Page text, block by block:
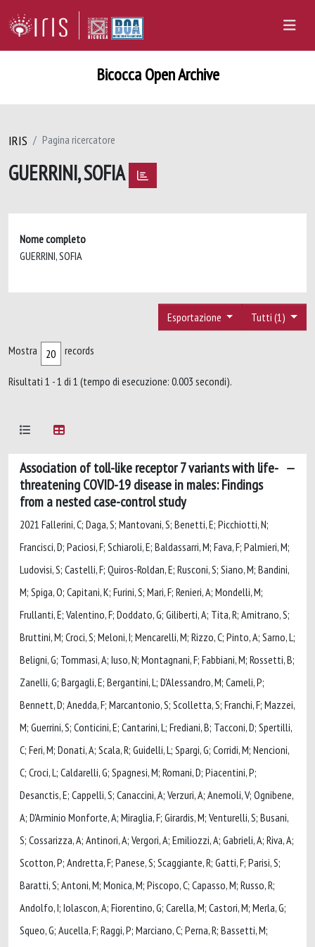
Bicocca Open Archive
IRIS Pagina ricercatore
GUERRINI, SOFIA
Nome completo
GUERRINI, SOFIA
Tutti (1)
Esportazione
Mostra records
Risultati 1 - 1 di 1 (tempo di esecuzione: 0.003 secondi).
Association of toll-like receptor 7 variants with life-
threatening COVID-19 disease in males: Findings
from a nested case-control study
2021 Fallerini, C; Daga, S; Mantovani, S; Benetti, E; Picchiotti, N;
Francisci, D; Paciosi, F; Schiaroli, E; Baldassarri, M; Fava, F; Palmieri, M;
Ludovisi, S; Castelli, F; Quiros-Roldan, E; Rusconi, S; Siano, M; Bandini,
M; Spiga, O; Capitani, K; Furini, S; Mari, F; Renieri, A; Mondelli, M;
Frullanti, E; Valentino, F; Doddato, G; Giliberti, A; Tita, R; Amitrano, S;
Bruttini, M; Croci, S; Meloni, I; Mencarelli, M; Rizzo, C; Pinto, A; Sarno, L;
Beligni, G; Tommasi, A; Iuso, N; Montagnani, F; Fabbiani, M; Rossetti, B;
Zanelli, G; Bargagli, E; Bergantini, L; D'Alessandro, M; Cameli, P;
Bennett, D; Anedda, F; Marcantonio, S; Scolletta, S; Franchi, F; Mazzei,
M; Guerrini, S; Conticini, E; Cantarini, L; Frediani, B; Tacconi, D; Spertilli,
C; Feri, M; Donati, A; Scala, R; Guidelli, L; Spargi, G; Corridi, M; Nencioni,
C; Croci, L; Caldarelli, G; Spagnesi, M; Romani, D; Piacentini, P;
Desanctis, E; Cappelli, S; Canaccini, A; Verzuri, A; Anemoli, V; Ognibene,
A; D'Arminio Monforte, A; Miraglia, F; Girardis, M; Venturelli, S; Busani,
S; Cossarizza, A; Antinori, A; Vergori, A; Emiliozzi, A; Gabrieli, A; Riva, A;
Scotton, P; Andretta, F; Panese, S; Scaggiante, R; Gatti, F; Parisi, S;
Baratti, S; Antoni, M; Monica, M; Piscopo, C; Capasso, M; Russo, R;
Andolfo, I; Iolascon, A; Fiorentino, G; Carella, M; Castori, M; Merla, G;
Squeo, G; Aucella, F; Raggi, P; Marciano, C; Perna, R; Bassetti, M;